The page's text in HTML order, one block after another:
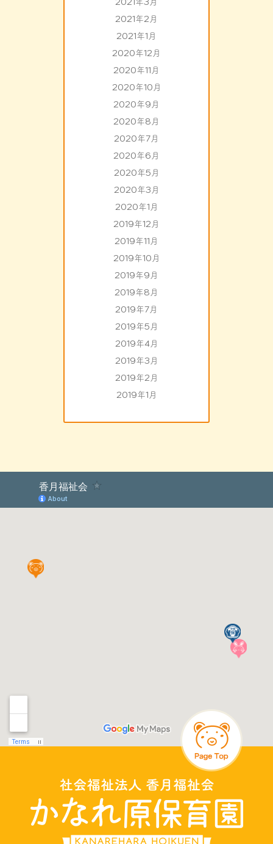
2021年2月
2021年1月
2020年12月
2020年11月
2020年10月
2020年9月
2020年8月
2020年7月
2020年6月
2020年5月
2020年3月
2020年1月
2019年12月
2019年11月
2019年10月
2019年9月
2019年8月
2019年7月
2019年5月
2019年4月
2019年3月
2019年2月
2019年1月